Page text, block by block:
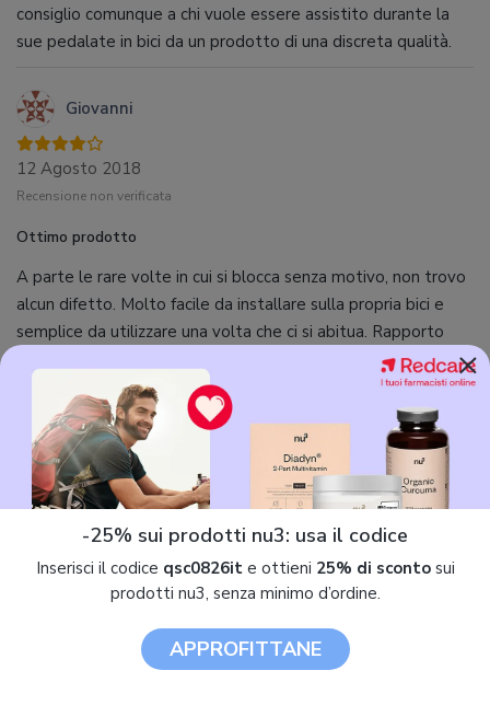
consiglio comunque a chi vuole essere assistito durante la
sue pedalate in bici da un prodotto di una discreta qualità.
Giovanni
12 Agosto 2018
Recensione non verificata
Ottimo prodotto
A parte le rare volte in cui si blocca senza motivo, non trovo
alcun difetto. Molto facile da installare sulla propria bici e
semplice da utilizzare una volta che ci si abitua. Rapporto
qualità prezzo molto buono. Se si tiene la luminosità dello
schermo al minimo (0%) la batteria dura fino a tre/quattro
uscite da 2 ore e mezza l'una. Comodo, inoltre, il laccetto di
sicurezza per attaccarlo al manubrio che, in caso di caduta o
di rottura del supporto, evita di far cadere il dispositivo.
Molto veloce anche nella connessione Bluetooth con il
cellulare ad esso collegato tramite l'apposita App Garmin
Connect. Consigliato!
×
-25% sui prodotti nu3: usa il codice
Inserisci il codice qsc0826ite ottieni 25% di scontosui
prodotti nu3, senza minimo d’ordine.
APPROFITTANE